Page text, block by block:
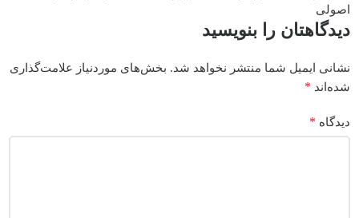
اصولی
دیدگاهتان را بنویسید
نشانی ایمیل شما منتشر نخواهد شد. بخش‌های موردنیاز علامت‌گذاری
شده‌اند *
دیدگاه *